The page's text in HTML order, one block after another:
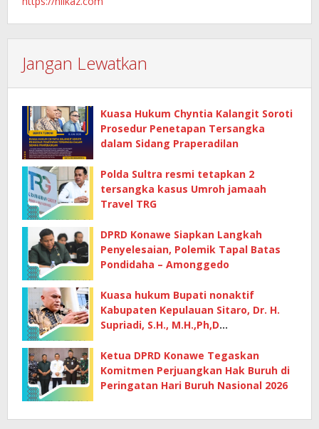
Jangan Lewatkan
Kuasa Hukum Chyntia Kalangit Soroti
Prosedur Penetapan Tersangka
dalam Sidang Praperadilan
Polda Sultra resmi tetapkan 2
tersangka kasus Umroh jamaah
Travel TRG
DPRD Konawe Siapkan Langkah
Penyelesaian, Polemik Tapal Batas
Pondidaha – Amonggedo
Kuasa hukum Bupati nonaktif
Kabupaten Kepulauan Sitaro, Dr. H.
Supriadi, S.H., M.H.,Ph,D
kerugian negara
Ketua DPRD Konawe Tegaskan
Komitmen Perjuangkan Hak Buruh di
Peringatan Hari Buruh Nasional 2026